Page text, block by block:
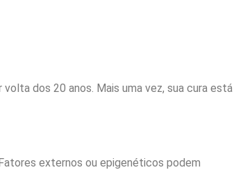
dos 20 anos. Mais uma vez, sua cura está
externos ou epigenéticos podem